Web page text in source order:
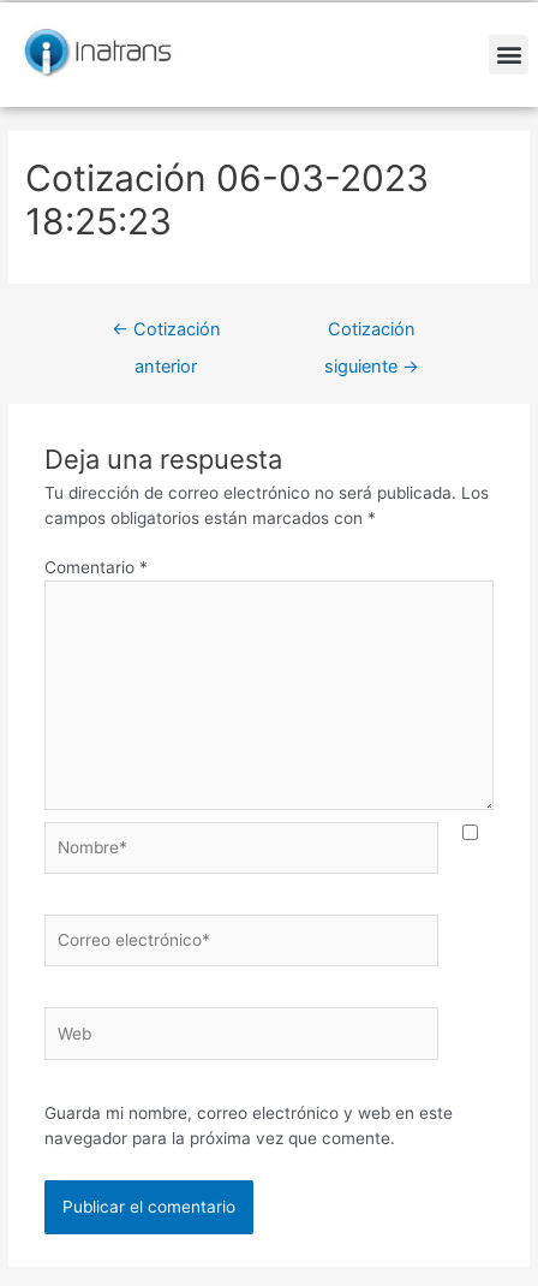
contenido
Cotización 06-03-2023
18:25:23
de
entradas
← Cotización
anterior
Cotización
siguiente →
Deja una respuesta
Tu dirección de correo electrónico no será publicada. Los
campos obligatorios están marcados con *
Comentario *
electrónico*
Guarda mi nombre, correo electrónico y web en este
navegador para la próxima vez que comente.